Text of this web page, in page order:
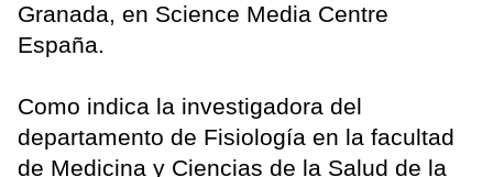
Granada, en Science Media Centre
España.
Como indica la investigadora del
departamento de Fisiología en la facultad
de Medicina y Ciencias de la Salud de la